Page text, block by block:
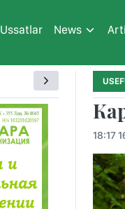
Ussatlar News
18:17